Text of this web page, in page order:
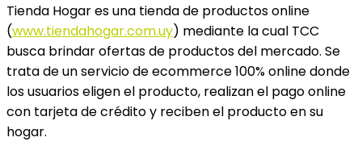
Tienda Hogar es una tienda de productos online
(www.tiendahogar.com.uy) mediante la cual TCC
busca brindar ofertas de productos del mercado. Se
trata de un servicio de ecommerce 100% online donde
los usuarios eligen el producto, realizan el pago online
con tarjeta de crédito y reciben el producto en su
hogar.